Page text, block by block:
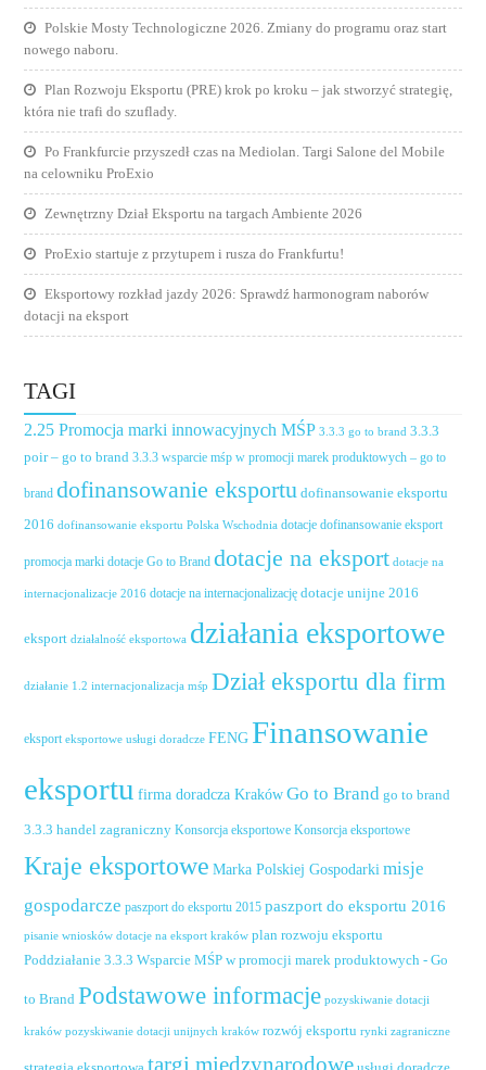
Polskie Mosty Technologiczne 2026. Zmiany do programu oraz start
nowego naboru.
Plan Rozwoju Eksportu (PRE) krok po kroku – jak stworzyć strategię,
która nie trafi do szuflady.
Po Frankfurcie przyszedł czas na Mediolan. Targi Salone del Mobile
na celowniku ProExio
Zewnętrzny Dział Eksportu na targach Ambiente 2026
ProExio startuje z przytupem i rusza do Frankfurtu!
Eksportowy rozkład jazdy 2026: Sprawdź harmonogram naborów
dotacji na eksport
TAGI
2.25 Promocja marki innowacyjnych MŚP 3.3.3 go to brand 3.3.3
poir – go to brand 3.3.3 wsparcie mśp w promocji marek produktowych – go to
brand dofinansowanie eksportu dofinansowanie eksportu
2016 dofinansowanie eksportu Polska Wschodnia dotacje dofinansowanie eksport
promocja marki dotacje Go to Brand dotacje na eksport dotacje na
internacjonalizacje 2016 dotacje na internacjonalizację dotacje unijne 2016
eksport działalność eksportowa działania eksportowe
działanie 1.2 internacjonalizacja mśp Dział eksportu dla firm
eksport eksportowe usługi doradcze FENG Finansowanie
eksportu firma doradcza Kraków Go to Brand go to brand
3.3.3 handel zagraniczny Konsorcja eksportowe Konsorcja eksportowe
Kraje eksportowe Marka Polskiej Gospodarki misje
gospodarcze paszport do eksportu 2015 paszport do eksportu 2016
pisanie wniosków dotacje na eksport kraków plan rozwoju eksportu
Poddziałanie 3.3.3 Wsparcie MŚP w promocji marek produktowych - Go
to Brand Podstawowe informacje pozyskiwanie dotacji
kraków pozyskiwanie dotacji unijnych kraków rozwój eksportu rynki zagraniczne
targi międzynarodowe